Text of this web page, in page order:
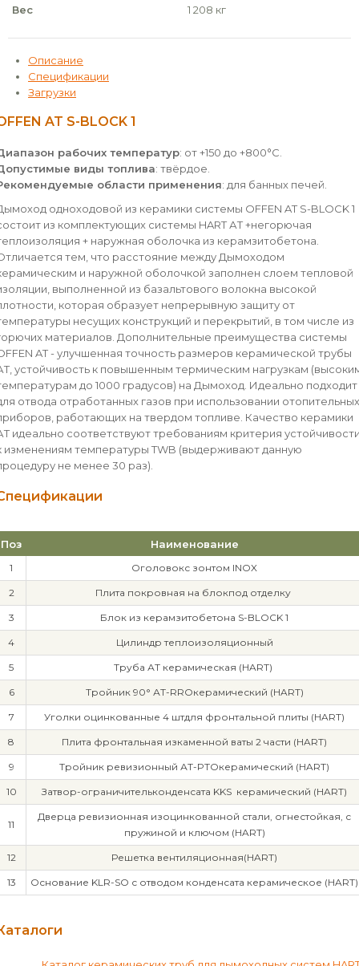
Вес
1 208 кг
Описание
Спецификации
Загрузки
AT S-BLOCK 1
рабочих температур: от +150 до +800°С.
виды топлива: твёрдое.
области применения: для банных печей.
одноходовой из керамики системы OFFEN AT S-BLOCK 1
из комплектующих системы HART АТ +негорючая
+ наружная оболочка из керамзитобетона.
тем, что расстояние между Дымоходом
и наружной оболочкой заполнен слоем тепловой
выполненной из базальтового волокна высокой
которая образует непрерывную защиту от
несущих конструкций и перекрытий, в том числе из
материалов. Дополнительные преимущества системы
AT - улучшенная точность размеров керамической трубы
устойчивость к повышенным термическим нагрузкам
до 1000 градусов) на Дымоход. Идеально подходит
отвода отработанных газов при использовании отопительных
работающих на твердом топливе. Качество керамики
идеально соответствуют требованиям критерия
изменениям температуры TWB (выдерживают данную
не менее 30 раз).
Поз Наименование
1 Оголовокс зонтом INOX
2 Плита покровная на блокпод отделку
3 Блок из керамзитобетона S-BLOCK 1
4 Цилиндр теплоизоляционный
5 Труба АТ керамическая (HART)
6 Тройник 90° АТ-RROкерамический (HART)
7 Уголки оцинкованные 4 штдля фронтальной плиты (HART)
8 Плита фронтальная изкаменной ваты 2 части (HART)
9 Тройник ревизионный АТ-PTOкерамический (HART)
10 Затвор-ограничительконденсата KKS керамический (HART)
11
Дверца ревизионная изоцинкованной стали, огнестойкая, с
пружиной и ключом (HART)
12 Решетка вентиляционная(HART)
13 Основание KLR-SO с отводом конденсата керамическое (HART)